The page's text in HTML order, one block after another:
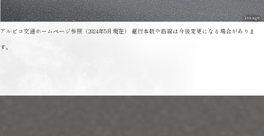
アルピコ交通ホームページ参照（2024年5月現在） 運行本数や路線は今後変更になる場合がありま
す。